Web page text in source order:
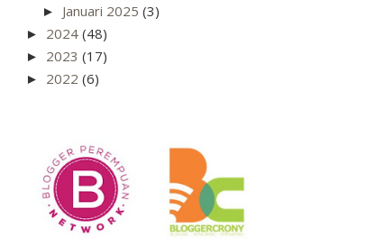
► Januari 2025(3)
► 2024(48)
► 2023(17)
► 2022(6)